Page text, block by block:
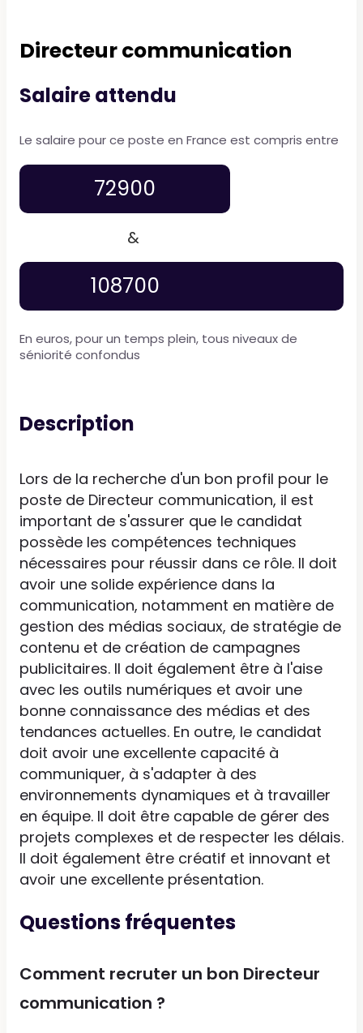
Directeur communication
Salaire attendu
Le salaire pour ce poste en France est compris entre
72900
&
108700
En euros, pour un temps plein, tous niveaux de
séniorité confondus
Description
Lors de la recherche d'un bon profil pour le
poste de Directeur communication, il est
important de s'assurer que le candidat
possède les compétences techniques
nécessaires pour réussir dans ce rôle. Il doit
avoir une solide expérience dans la
communication, notamment en matière de
gestion des médias sociaux, de stratégie de
contenu et de création de campagnes
publicitaires. Il doit également être à l'aise
avec les outils numériques et avoir une
bonne connaissance des médias et des
tendances actuelles. En outre, le candidat
doit avoir une excellente capacité à
communiquer, à s'adapter à des
environnements dynamiques et à travailler
en équipe. Il doit être capable de gérer des
projets complexes et de respecter les délais.
Il doit également être créatif et innovant et
avoir une excellente présentation.
Questions fréquentes
Comment recruter un bon Directeur
communication ?